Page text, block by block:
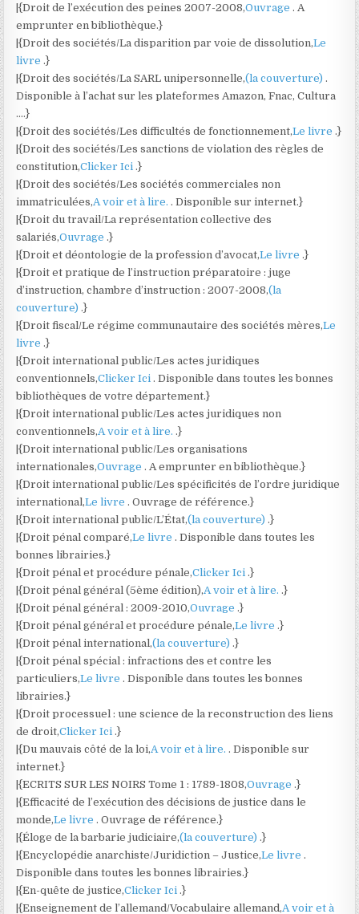
|{Droit de l’exécution des peines 2007-2008,Ouvrage . A
emprunter en bibliothèque.}
|{Droit des sociétés/La disparition par voie de dissolution,Le
livre .}
|{Droit des sociétés/La SARL unipersonnelle,(la couverture) .
Disponible à l’achat sur les plateformes Amazon, Fnac, Cultura
….}
|{Droit des sociétés/Les difficultés de fonctionnement,Le livre .}
|{Droit des sociétés/Les sanctions de violation des règles de
constitution,Clicker Ici .}
|{Droit des sociétés/Les sociétés commerciales non
immatriculées,A voir et à lire. . Disponible sur internet.}
|{Droit du travail/La représentation collective des
salariés,Ouvrage .}
|{Droit et déontologie de la profession d’avocat,Le livre .}
|{Droit et pratique de l’instruction préparatoire : juge
d’instruction, chambre d’instruction : 2007-2008,(la
couverture) .}
|{Droit fiscal/Le régime communautaire des sociétés mères,Le
livre .}
|{Droit international public/Les actes juridiques
conventionnels,Clicker Ici . Disponible dans toutes les bonnes
bibliothèques de votre département.}
|{Droit international public/Les actes juridiques non
conventionnels,A voir et à lire. .}
|{Droit international public/Les organisations
internationales,Ouvrage . A emprunter en bibliothèque.}
|{Droit international public/Les spécificités de l’ordre juridique
international,Le livre . Ouvrage de référence.}
|{Droit international public/L’État,(la couverture) .}
|{Droit pénal comparé,Le livre . Disponible dans toutes les
bonnes librairies.}
|{Droit pénal et procédure pénale,Clicker Ici .}
|{Droit pénal général (5ème édition),A voir et à lire. .}
|{Droit pénal général : 2009-2010,Ouvrage .}
|{Droit pénal général et procédure pénale,Le livre .}
|{Droit pénal international,(la couverture) .}
|{Droit pénal spécial : infractions des et contre les
particuliers,Le livre . Disponible dans toutes les bonnes
librairies.}
|{Droit processuel : une science de la reconstruction des liens
de droit,Clicker Ici .}
|{Du mauvais côté de la loi,A voir et à lire. . Disponible sur
internet.}
|{ECRITS SUR LES NOIRS Tome 1 : 1789-1808,Ouvrage .}
|{Efficacité de l’exécution des décisions de justice dans le
monde,Le livre . Ouvrage de référence.}
|{Éloge de la barbarie judiciaire,(la couverture) .}
|{Encyclopédie anarchiste/Juridiction – Justice,Le livre .
Disponible dans toutes les bonnes librairies.}
|{En-quête de justice,Clicker Ici .}
|{Enseignement de l’allemand/Vocabulaire allemand,A voir et à